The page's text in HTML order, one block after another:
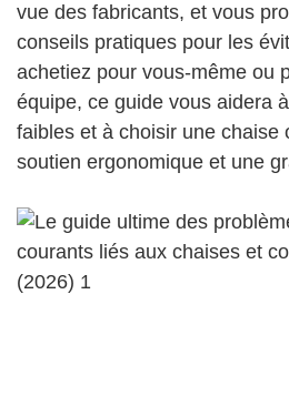
vue des fabricants, et vous
conseils pratiques pour les
achetiez pour vous-même ou
équipe, ce guide vous aidera
faibles et à choisir une chaise
soutien ergonomique et une